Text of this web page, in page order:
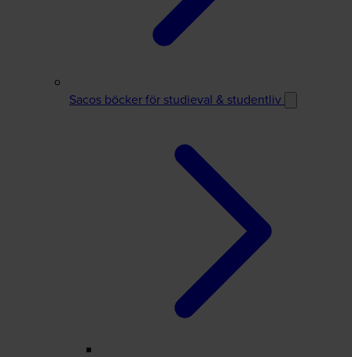
Sacos böcker för studieval & studentliv